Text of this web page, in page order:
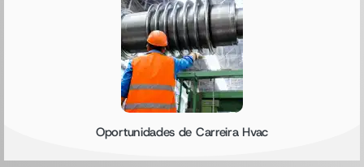
Oportunidades de Carreira Hvac